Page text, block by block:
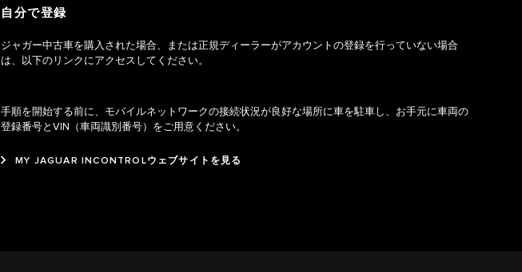
自分で登録
ジャガー中古車を購入された場合、または正規ディーラーがアカウントの登録を行っていない場合
は、以下のリンクにアクセスしてください。
手順を開始する前に、モバイルネットワークの接続状況が良好な場所に車を駐車し、お手元に車両の
登録番号とVIN（車両識別番号）をご用意ください。
MY JAGUAR INCONTROLウェブサイトを見る